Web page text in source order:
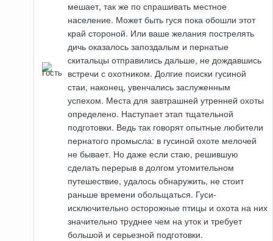
мешает, так же по спрашивать местное
население. Может быть гуся пока обошли этот
край стороной. Или ваше желания пострелять
дичь оказалось запоздалым и пернатые
скитальцы отправились дальше, не дождавшись
встречи с охотником. Долгие поиски гусиной
стаи, наконец, увенчались заслуженным
успехом. Места для завтрашней утренней охоты
определено. Наступает этап тщательной
подготовки. Ведь так говорят опытные любители
пернатого промысла: в гусиной охоте мелочей
не бывает. Но даже если стаю, решившую
сделать перерыв в долгом утомительном
путешествие, удалось обнаружить, не стоит
раньше времени обольщаться. Гуси-
исключительно осторожные птицы и охота на них
значительно труднее чем на уток и требует
большой и серьезной подготовки.